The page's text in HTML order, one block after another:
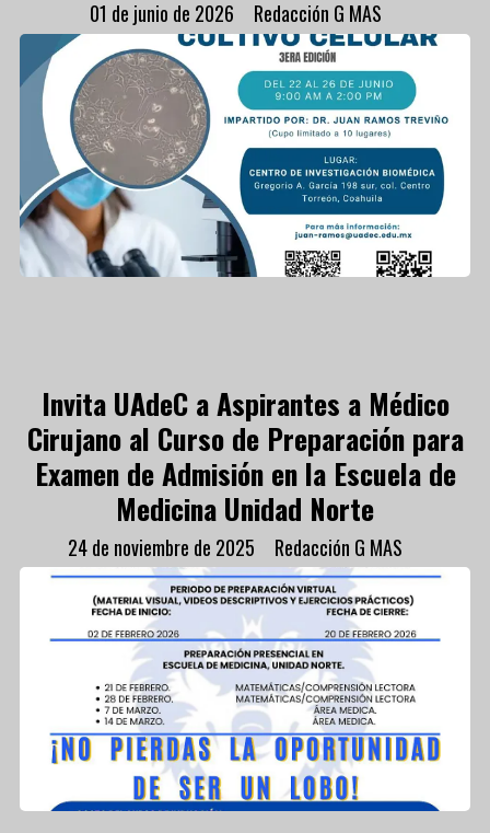
Redacción G MAS
01 de junio de 2026
Invita UAdeC a Aspirantes a Médico
Cirujano al Curso de Preparación para
Examen de Admisión en la Escuela de
Medicina Unidad Norte
Redacción G MAS
24 de noviembre de 2025